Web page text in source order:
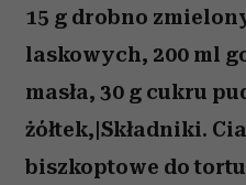
15 g drobno
laskowych, 200 ml
masła, 30 g cukru
żółtek,|Składniki.
biszkoptowe do